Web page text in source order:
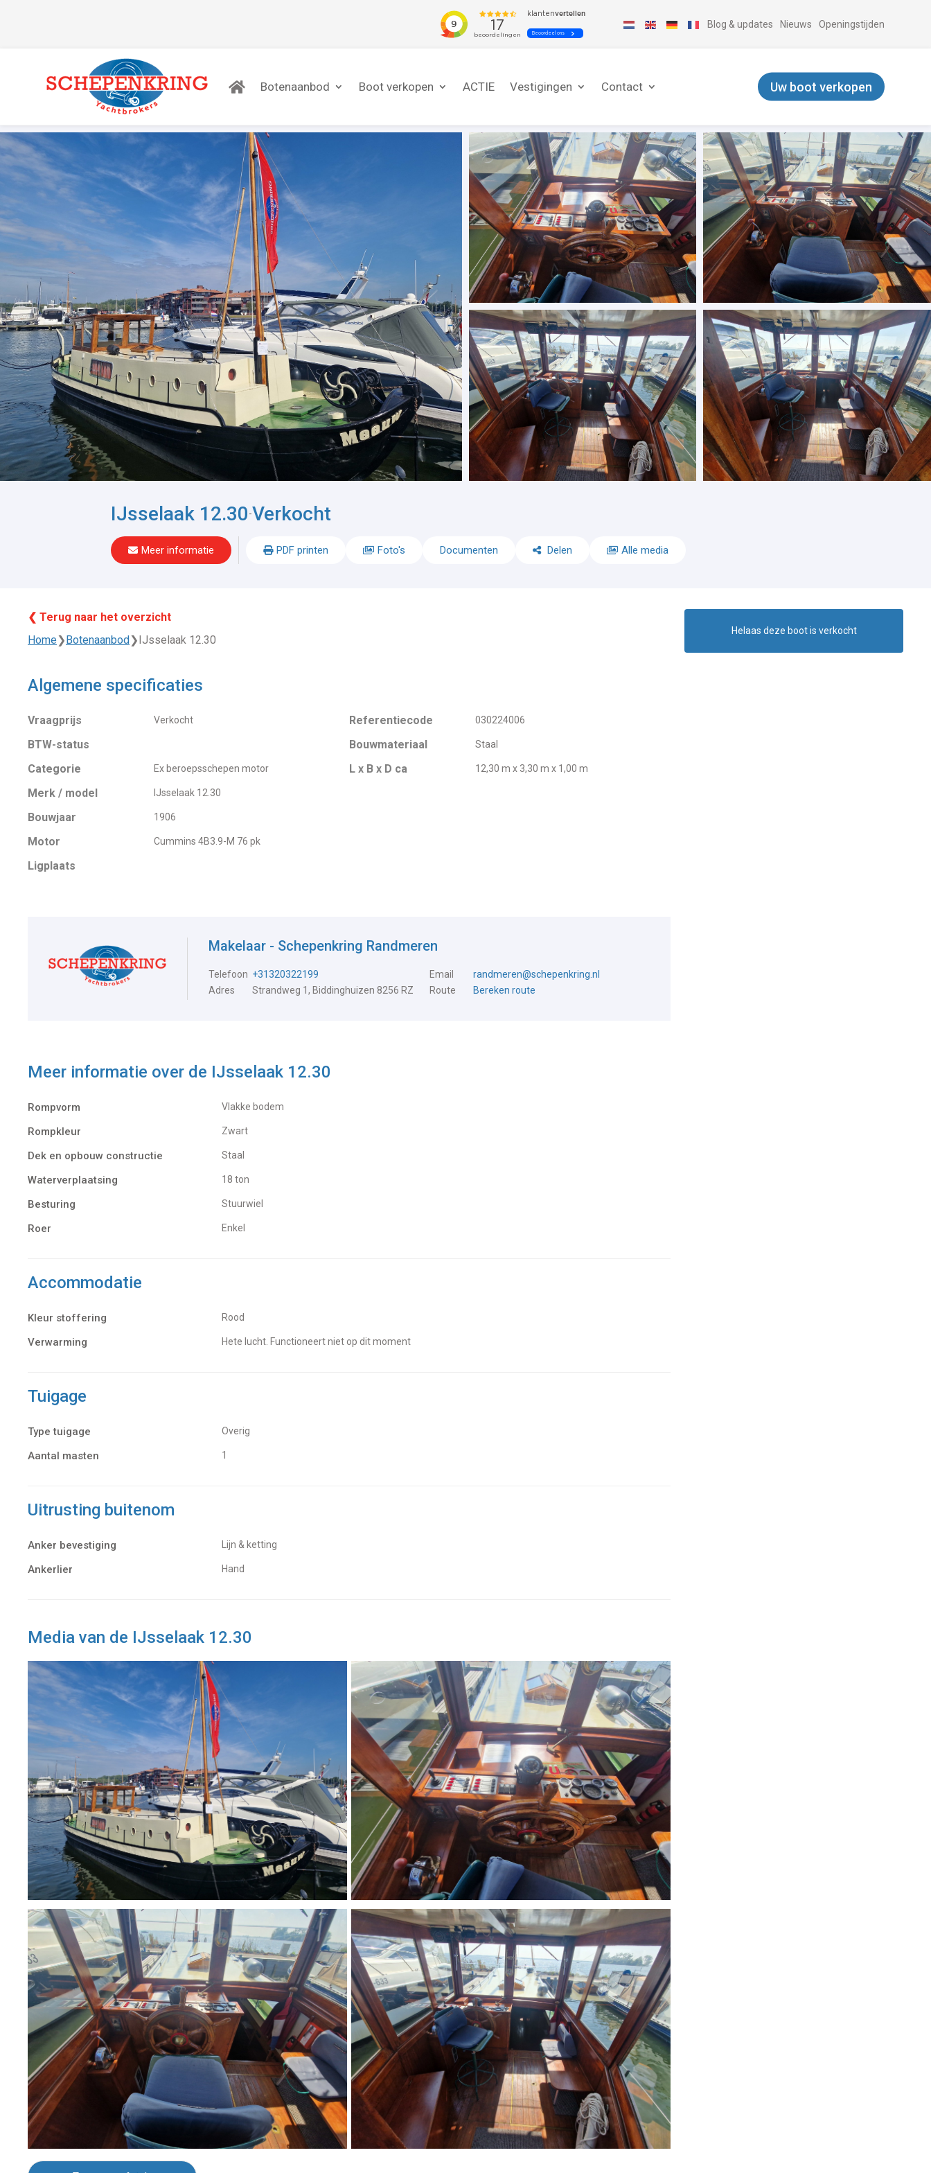
Blog & updates Nieuws Openingstijden
Botenaanbod Boot verkopen ACTIE Vestigingen Contact Uw boot verkopen
IJsselaak 12.30-Verkocht
Meer informatie PDF printen Foto's Documenten Delen Alle media
❮ Terug naar het overzicht
Home❯Botenaanbod❯IJsselaak 12.30
Algemene specificaties
Vraagprijs Verkocht
BTW-status
Categorie
Ex beroepsschepen motor
Merk / model IJsselaak 12.30
Bouwjaar 1906
Motor Cummins 4B3.9-M 76 pk
Ligplaats
Referentiecode 030224006
Bouwmateriaal Staal
L x B x D ca 12,30 m x 3,30 m x 1,00 m
Makelaar - Schepenkring Randmeren
Telefoon +31320322199 Email
randmeren@schepenkring.nl
Adres
Strandweg 1, Biddinghuizen 8256 RZ Route Bereken route
Meer informatie over de IJsselaak 12.30
Rompvorm Vlakke bodem
Rompkleur Zwart
Dek en opbouw constructie Staal
Waterverplaatsing 18 ton
Besturing Stuurwiel
Roer Enkel
Accommodatie
Kleur stoffering Rood
Verwarming hete lucht. Functioneert niet op dit moment
Tuigage
Type tuigage Overig
Aantal masten 1
Uitrusting buitenom
Anker bevestiging Lijn & ketting
Ankerlier Hand
Media van de IJsselaak 12.30
Helaas deze boot is verkocht